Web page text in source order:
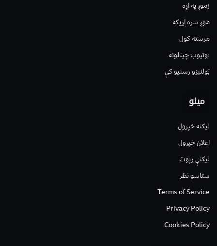
زموږ په اړه
موږ سره اړیکه
مرسته کول
یوتیوب چینلونه
ټولنیزو رسنیو کې
مینو
لیکنه خپرول
اعلان خپرول
لیکنې رپوټ
ستاسو نظر
Terms of Service
Privacy Policy
Cookies Policy